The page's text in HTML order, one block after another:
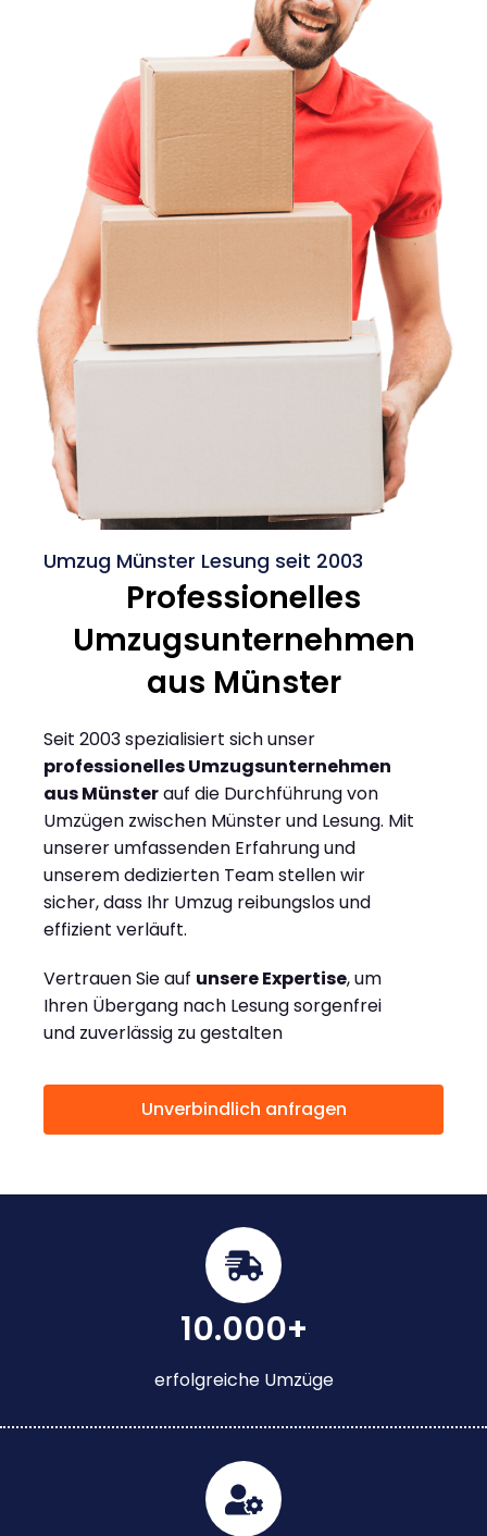
Umzug Münster Lesung seit 2003
Professionelles
Umzugsunternehmen
aus Münster
Seit 2003 spezialisiert sich unser
professionelles Umzugsunternehmen
aus Münsterauf die Durchführung von
Umzügen zwischen Münster und Lesung. Mit
unserer umfassenden Erfahrung und
unserem dedizierten Team stellen wir
sicher, dass Ihr Umzug reibungslos und
effizient verläuft.
Vertrauen Sie auf unsere Expertise, um
Ihren Übergang nach Lesung sorgenfrei
und zuverlässig zu gestalten
Unverbindlich anfragen
10.000+
erfolgreiche Umzüge